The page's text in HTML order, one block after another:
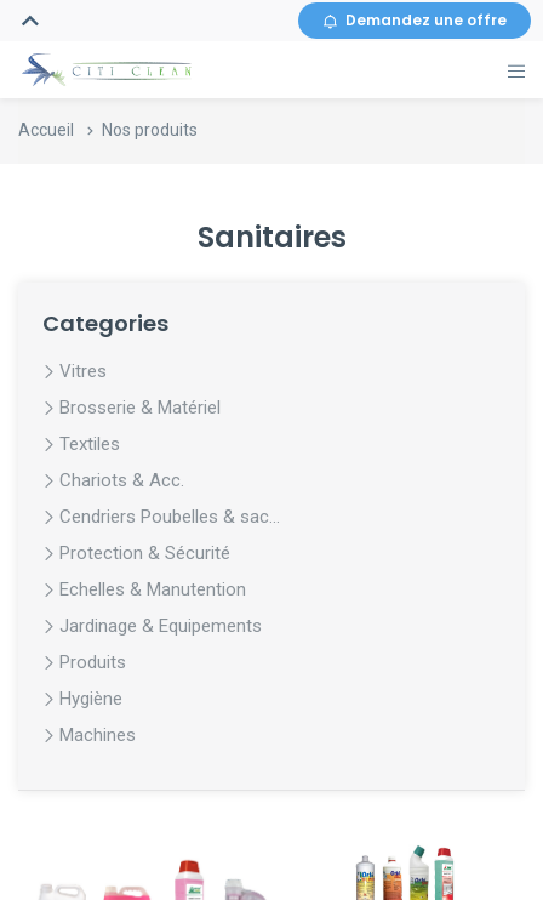
Demandez une offre
Accueil Nos produits
Sanitaires
Categories
Vitres
Brosserie & Matériel
Textiles
Chariots & Acc.
Cendriers Poubelles & sac...
Protection & Sécurité
Echelles & Manutention
Jardinage & Equipements
Produits
Hygiène
Machines